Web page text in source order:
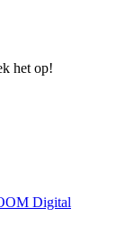
het op!
Digital